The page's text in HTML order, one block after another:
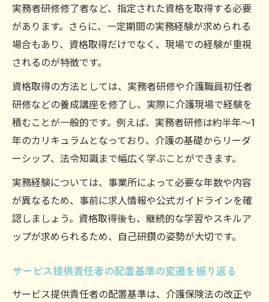
実務者研修修了者など、指定された資格を取得する必要
があります。さらに、一定期間の実務経験が求められる
場合もあり、資格取得だけでなく、現場での経験が重視
されるのが特徴です。
資格取得の方法としては、実務者研修や介護職員初任者
研修などの養成講座を修了し、実際に介護現場で経験を
積むことが一般的です。例えば、実務者研修は約半年～1
年のカリキュラムとなっており、介護の基礎からリーダ
ーシップ、法令知識まで幅広く学ぶことができます。
実務経験については、事業所によって必要な年数や内容
が異なるため、事前に求人情報や公式ガイドラインを確
認しましょう。資格取得後も、継続的な学習やスキルア
ップが求められるため、自己研鑽の姿勢が大切です。
サービス提供責任者の配置基準の変遷を振り返る
サービス提供責任者の配置基準は、介護保険法の改正や